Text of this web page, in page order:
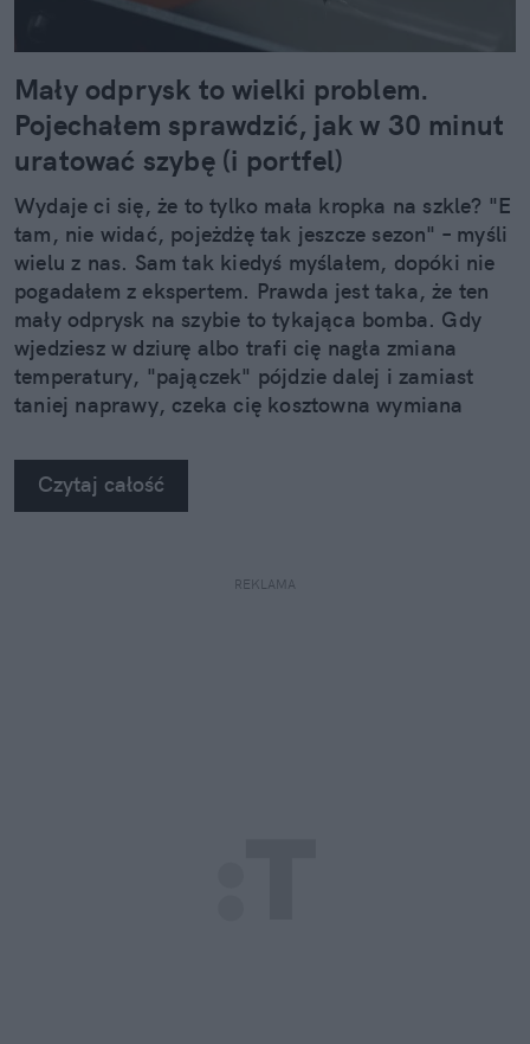
Mały odprysk to wielki problem.
Pojechałem sprawdzić, jak w 30 minut
uratować szybę (i portfel)
Wydaje ci się, że to tylko mała kropka na szkle? "E
tam, nie widać, pojeżdżę tak jeszcze sezon" – myśli
wielu z nas. Sam tak kiedyś myślałem, dopóki nie
pogadałem z ekspertem. Prawda jest taka, że ten
mały odprysk na szybie to tykająca bomba. Gdy
wjedziesz w dziurę albo trafi cię nagła zmiana
temperatury, "pajączek" pójdzie dalej i zamiast
taniej naprawy, czeka cię kosztowna wymiana
na własne oczy zobaczyć, jak profesjonaliści radzą
sobie z takimi uszkodzeniami.
Czytaj całość
REKLAMA